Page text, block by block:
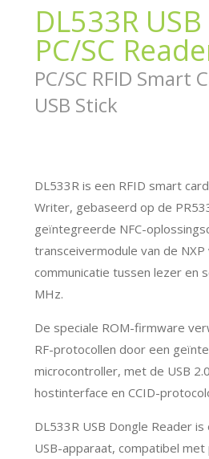
DL533R
PC/SC
PC/SC RFID Smart
USB Stick
DL533R is een RFID smart
Writer, gebaseerd op de
geïntegreerde NFC-
transceivermodule van de
communicatie tussen lezer en
MHz.
De speciale ROM-firmware
RF-protocollen door een
microcontroller, met de USB
hostinterface en CCID-
DL533R USB Dongle Reader
USB-apparaat, compatibel